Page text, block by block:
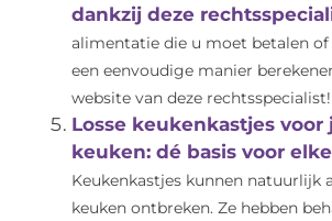
dankzij deze
alimentatie die u moet betalen
een eenvoudige manier
website van deze rechtsspecialist!
Losse keukenkastjes voor
keuken: dé basis voor
Keukenkastjes kunnen natuurlijk
keuken ontbreken. Ze hebben